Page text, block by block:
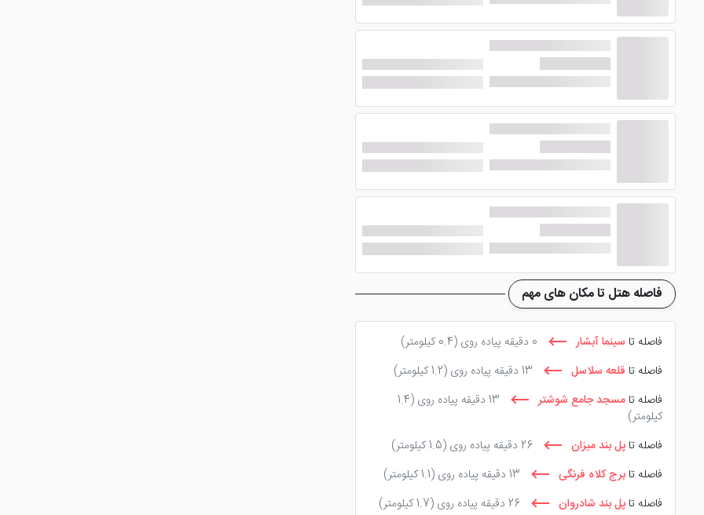
پرنسل مجرب و خوش برخورد هتل، می توانید تمامی نیاز ها و مشکلات خود را در هر ساعت از شبانه روز رفع کنید.
نمازخانه، خدمات خانه داری، فضای سبز، اینترنت رایگان، ترانسفر رفت و برگشت با هزینه و ... اشاره نمود. متاسفانه هتل فاقد رستوران و
فاصله هتل تا مکان های مهم
فاصله تا سینما آبشار 0 دقیقه پیاده روی
(0.4 کیلومتر)
فاصله تا قلعه سلاسل 13 دقیقه پیاده روی
(1.2 کیلومتر)
فاصله تا مسجد جامع شوشتر 13 دقیقه پیاده روی
(1.4
کیلومتر)
فاصله تا پل بند میزان 26 دقیقه پیاده روی
(1.5 کیلومتر)
فاصله تا برج کلاه فرنگی 13 دقیقه پیاده روی
(1.1 کیلومتر)
فاصله تا پل بند شادروان 26 دقیقه پیاده روی
(1.7 کیلومتر)